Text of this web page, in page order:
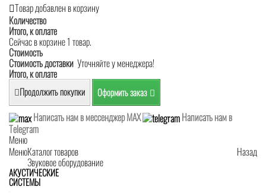
Товар добавлен в корзину
Количество
Итого, к оплате
Сейчас в корзине 1 товар.
Стоимость
Стоимость доставки Уточняйте у менеджера!
Итого, к оплате
Продолжить покупки Оформить заказ
Написать нам в мессенджер MAX
Написать нам в
Telegram
Меню
Меню
Назад
Каталог товаров
Звуковое оборудование
АКУСТИЧЕСКИЕ
СИСТЕМЫ